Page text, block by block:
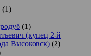
(1)
(1)
(купец 2-й
Высоковск) (2)